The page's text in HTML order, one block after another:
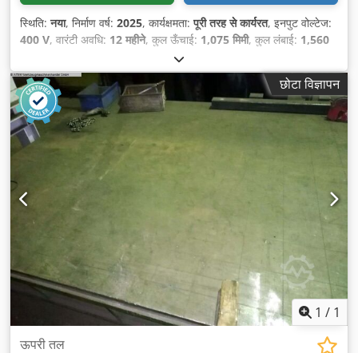
स्थिति:नया, निर्माण वर्ष: 2025, कार्यक्षमता:पूरी तरह से कार्यरत, इनपुट वोल्टेज:
400 V, वारंटी अवधि: 12 महीने, कुल ऊँचाई: 1,075 मिमी, कुल लंबाई: 1,560
, कुल वजन:130 किग्रा
शक्ति:8.2 किलोवाट (11.15 एचपी),
छोटा विज्ञापन
1 / 1
ऊपरी तल